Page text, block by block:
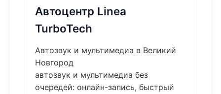
Автоцентр Linea
TurboTech
Автозвук и мультимедиа в Великий
Новгород
автозвук и мультимедиа без
очередей: онлайн-запись, быстрый